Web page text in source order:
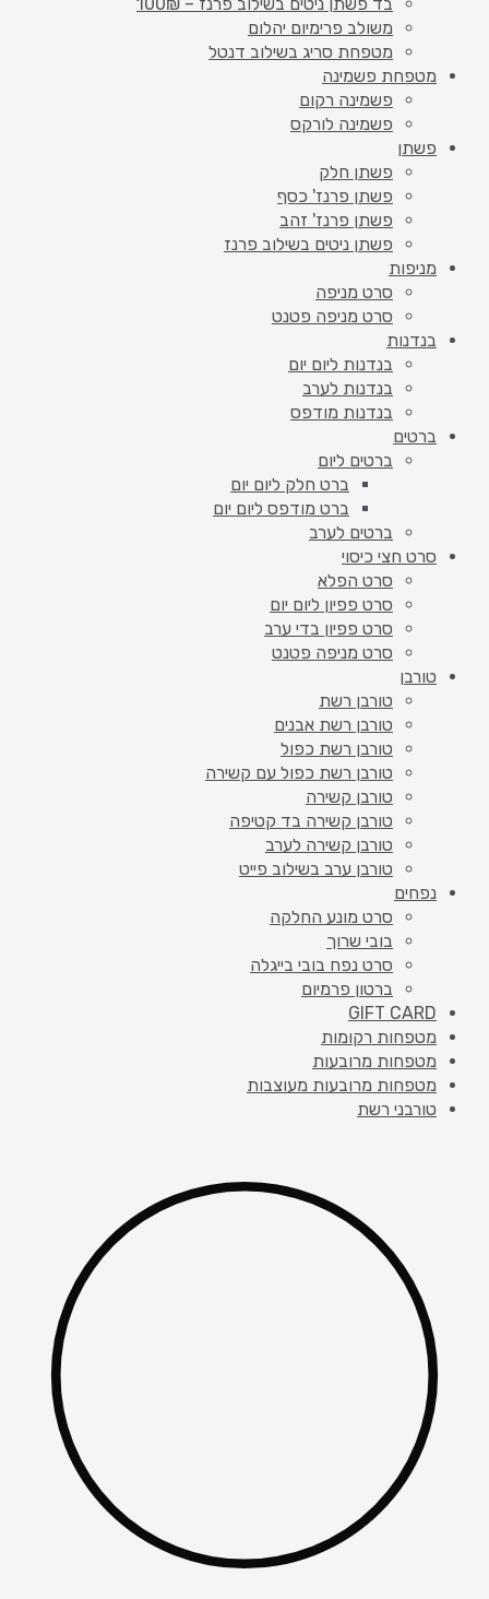
משולב פרימיום יהלום
מטפחת סריג בשילוב דנטל
מטפחת פשמינה
פשמינה רקום
פשמינה לורקס
פשתן
פשתן חלק
פשתן פרנז' כסף
פשתן פרנז' זהב
פשתן ניטים בשילוב פרנז
מניפות
סרט מניפה
סרט מניפה פטנט
בנדנות
בנדנות ליום יום
בנדנות לערב
בנדנות מודפס
ברטים
ברטים ליום
ברט חלק ליום יום
ברט מודפס ליום יום
ברטים לערב
סרט חצי כיסוי
סרט הפלא
סרט פפיון ליום יום
סרט פפיון בדי ערב
סרט מניפה פטנט
טורבן
טורבן רשת
טורבן רשת אבנים
טורבן רשת כפול
טורבן רשת כפול עם קשירה
טורבן קשירה
טורבן קשירה בד קטיפה
טורבן קשירה לערב
טורבן ערב בשילוב פייט
נפחים
סרט מונע החלקה
בובי שרוך
סרט נפח בובי בייגלה
ברטון פרמיום
GIFT CARD
מטפחות רקומות
מטפחות מרובעות
מטפחות מרובעות מעוצבות
טורבני רשת